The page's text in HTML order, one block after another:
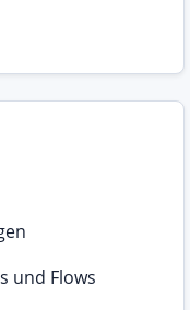
und Flows